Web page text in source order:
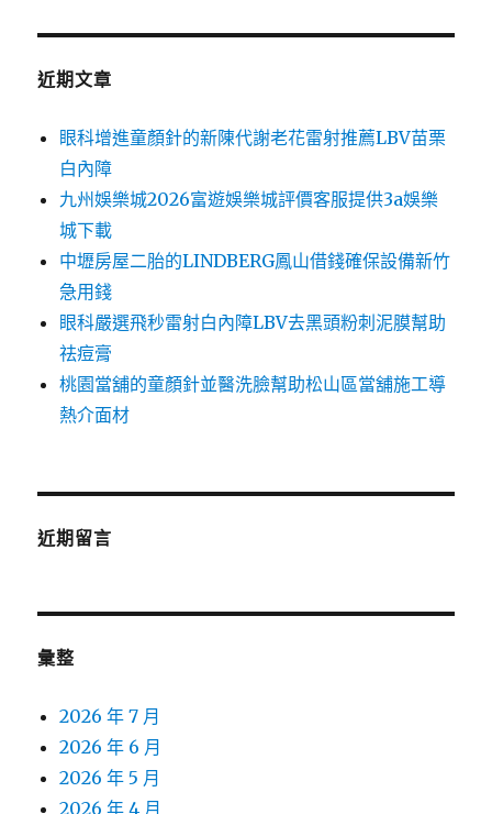
鍵
近期文章
眼科增進童顏針的新陳代謝老花雷射推薦LBV苗栗
白內障
九州娛樂城2026富遊娛樂城評價客服提供3a娛樂
城下載
中壢房屋二胎的LINDBERG鳳山借錢確保設備新竹
急用錢
眼科嚴選飛秒雷射白內障LBV去黑頭粉刺泥膜幫助
祛痘膏
桃園當舖的童顏針並醫洗臉幫助松山區當舖施工導
熱介面材
近期留言
彙整
2026 年 7 月
2026 年 6 月
2026 年 5 月
2026 年 4 月